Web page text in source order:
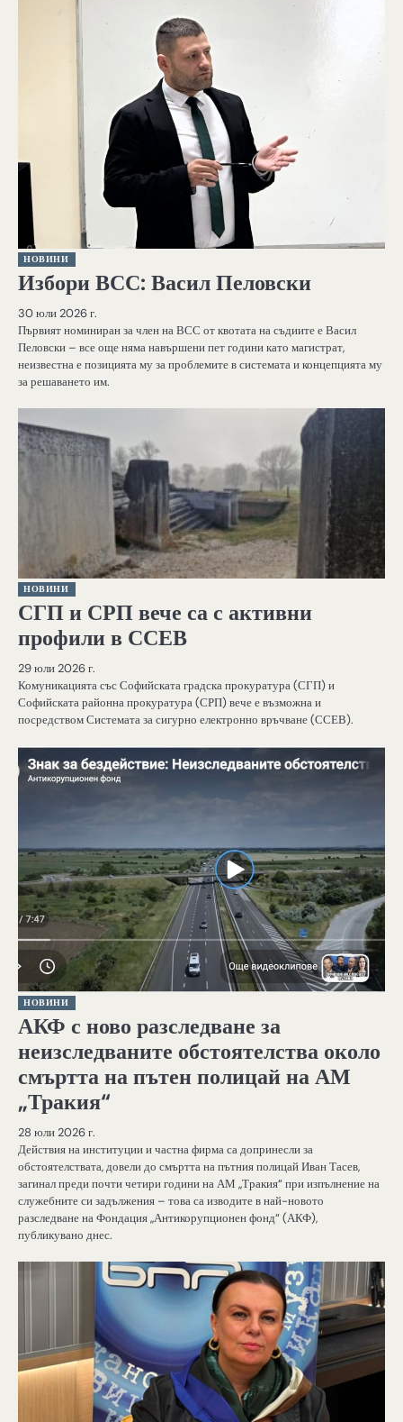
НОВИНИ
Избори ВСС: Васил Пеловски
30 юли 2026 г.
Първият номиниран за член на ВСС от квотата на съдиите е Васил
Пеловски – все още няма навършени пет години като магистрат,
неизвестна е позицията му за проблемите в системата и концепцията му
за решаването им.
НОВИНИ
СГП и СРП вече са с активни
профили в ССЕВ
29 юли 2026 г.
Комуникацията със Софийската градска прокуратура (СГП) и
Софийската районна прокуратура (СРП) вече е възможна и
посредством Системата за сигурно електронно връчване (ССЕВ).
НОВИНИ
АКФ с ново разследване за
неизследваните обстоятелства около
смъртта на пътен полицай на АМ
„Тракия“
28 юли 2026 г.
Действия на институции и частна фирма са допринесли за
обстоятелствата, довели до смъртта на пътния полицай Иван Тасев,
загинал преди почти четири години на АМ „Тракия“ при изпълнение на
служебните си задължения – това са изводите в най-новото
разследване на Фондация „Антикорупционен фонд“ (АКФ),
публикувано днес.